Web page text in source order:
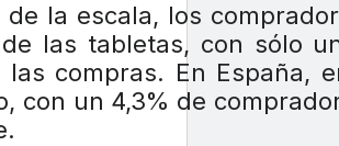
la escala, los
las tabletas, con sólo
compras. En España,
con un 4,3% de